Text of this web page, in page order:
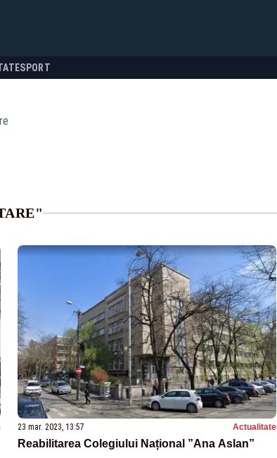
SPORT
23 mar. 2023, 13:57 Actualitate
Reabilitarea Colegiului Național ”Ana Aslan”